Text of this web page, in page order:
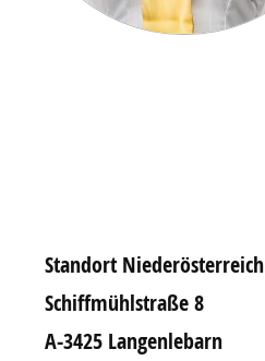
Standort Niederösterreich
Schiffmühlstraße 8
A-3425 Langenlebarn